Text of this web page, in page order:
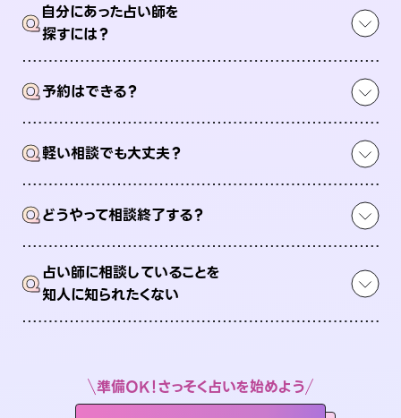
Q自分にあった占い師を
探すには？
Q予約はできる？
Q軽い相談でも大丈夫？
Qどうやって相談終了する？
Q占い師に相談していることを
知人に知られたくない
準備OK！さっそく占いを始めよう